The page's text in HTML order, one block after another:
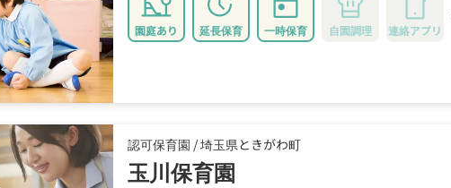
園庭あり 延長保育 一時保育 自園調理 連絡アプリ
認可保育園 /埼玉県ときがわ町
玉川保育園